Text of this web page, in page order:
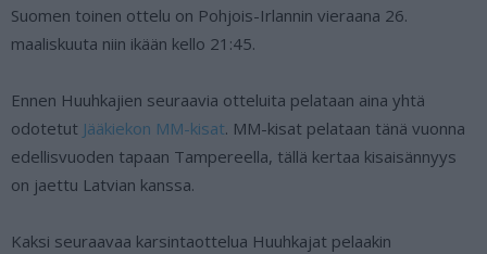
Suomen toinen ottelu on Pohjois-Irlannin vieraana 26.
maaliskuuta niin ikään kello 21:45.
Ennen Huuhkajien seuraavia otteluita pelataan aina yhtä
odotetut Jääkiekon MM-kisat. MM-kisat pelataan tänä vuonna
edellisvuoden tapaan Tampereella, tällä kertaa kisaisännyys
on jaettu Latvian kanssa.
Kaksi seuraavaa karsintaottelua Huuhkajat pelaakin